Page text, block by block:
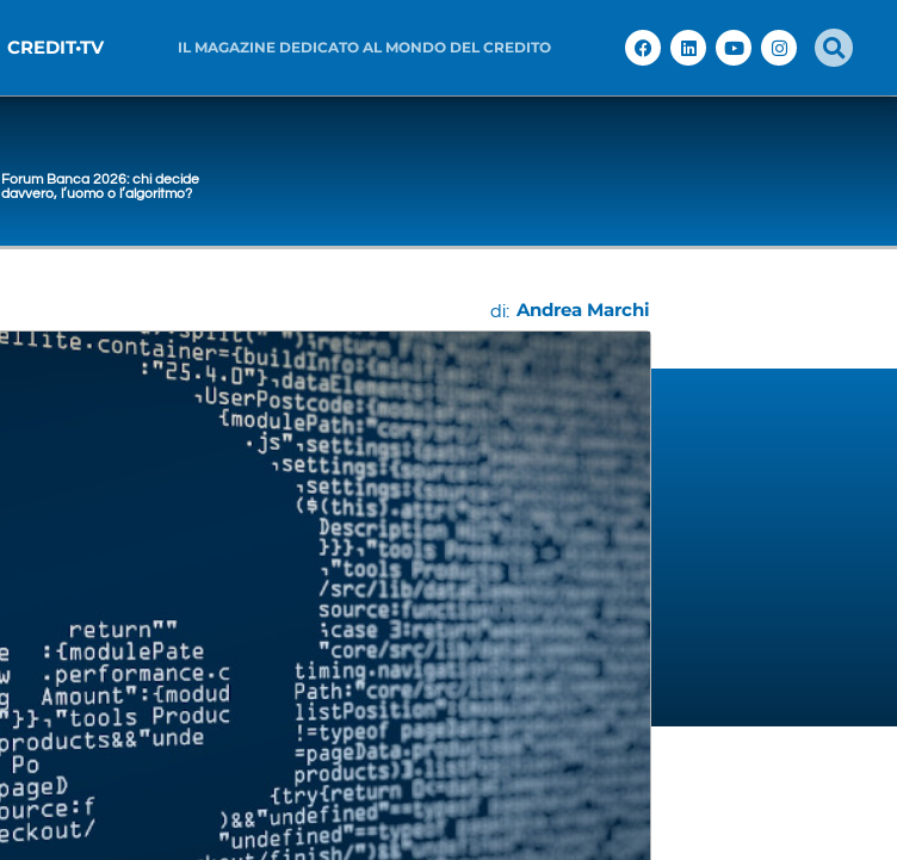
CREDIT•TV IL MAGAZINE DEDICATO AL MONDO DEL CREDITO
Forum Banca 2026: chi decide
davvero, l’uomo o l’algoritmo?
di:Andrea Marchi